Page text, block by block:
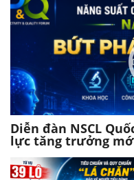
Diễn đàn NSCL
lực tăng trưởng